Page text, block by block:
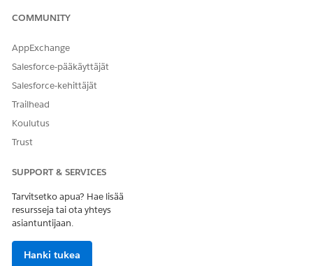
muita laitteita palveluresurssien rinnalle. Jos haluat
Resurssin tyyppi on Omaisuus, ja salli sen ajoittaminen ja
vuorovaikutusten osallistuminen.
COMMUNITY
AppExchange
Salesforce-pääkäyttäjät
Salesforce-kehittäjät
Trailhead
Koulutus
Trust
SUPPORT & SERVICES
Tarvitsetko apua? Hae lisää
resursseja tai ota yhteys
asiantuntijaan.
Hanki tukea